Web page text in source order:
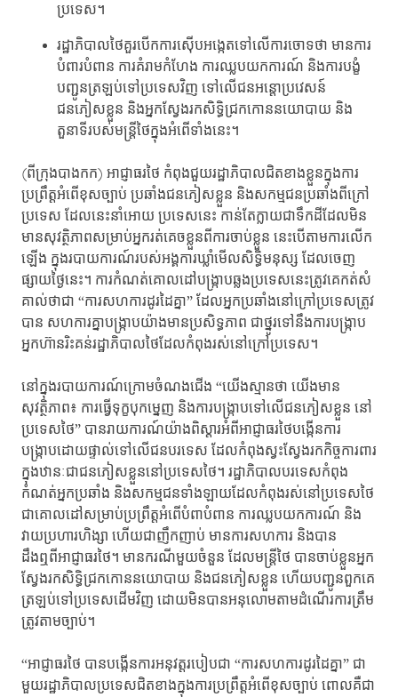
ប្រទេស។
រដ្ឋាភិបាលថៃគួរបើកការស៊ើបអង្កេតទៅលើការចោទថា មានការ
បំពារបំពាន ការគំរាមកំហែង ការឈ្លបយកការណ៍ និងការបង្ខំ
បញ្ជូនត្រឡប់ទៅប្រទេសវិញ​ ទៅលើជនអន្តោប្រវេសន៍
ជនភៀសខ្លួន និងអ្នកស្វែងរកសិទ្ធិជ្រកកោននយោបាយ និង
តួនាទីរបស់មន្ត្រីថៃក្នុងអំពើទាំងនេះ។
(ពីក្រុងបាងកក) អាជ្ញាធរថៃ កំពុងជួយរដ្ឋាភិបាលជិតខាងខ្លួនក្នុងការ
ប្រព្រឹត្តអំពើខុសច្បាប់ ប្រឆាំងជនភៀសខ្លួន និងសកម្មជនប្រឆាំងពីក្រៅ
ប្រទេស ដែលនេះនាំអោយ ប្រទេសនេះ កាន់តែក្លាយជាទឹកដីដែលមិន
មានសុវត្ថិភាពសម្រាប់អ្នករត់គេចខ្លួនពីការចាប់ខ្លួន នេះបើតាមការលើក
ឡើង ក្នុងរបាយការណ៍របស់អង្គការឃ្លាំមើលសិទ្ធិមនុស្ស ដែលចេញ
ផ្សាយថ្ងៃនេះ។​ ការកំណត់គោលដៅបង្រ្កាបឆ្លងប្រទេសនេះត្រូវគេកត់សំ
គាល់ថាជា “ការសហការដូរដៃគ្នា” ដែលអ្នកប្រឆាំងនៅក្រៅប្រទេសត្រូវ
បាន សហការគ្នាបង្រ្កាបយ៉ាងមានប្រសិទ្ធភាព ជាថ្នូរទៅនឹងការបង្រ្កាប
អ្នកហ៊ានរិះគន់រដ្ឋាភិបាលថៃដែលកំពុងរស់នៅក្រៅប្រទេស។
នៅក្នុងរបាយការណ៍ក្រោមចំណងជើង “យើងស្មានថា យើងមាន
សុវត្ថិភាព៖ ការធ្វើទុក្ខបុកម្នេញ និងការបង្រ្កាបទៅលើជនភៀសខ្លួន នៅ
ប្រទេសថៃ” បានរាយការណ៍យ៉ាងពិស្តារអំពីអាជ្ញាធរថៃបង្កើនការ
បង្រ្កាបដោយផ្ទាល់ទៅលើជនបរទេស ដែលកំពុងស្វះស្វែងរកកិច្ចការពារ
ក្នុងឋានៈជាជនភៀសខ្លួននៅប្រទេសថៃ។ រដ្ឋាភិបាលបរទេសកំពុង
កំណត់អ្នកប្រឆាំង និងសកម្មជនទាំងឡាយដែលកំពុងរស់នៅប្រទេសថៃ
ជាគោលដៅសម្រាប់ប្រព្រឹត្តអំពើបំពាបំពាន ការឈ្លបយកការណ៍ និង
វាយប្រហារហិង្សា ហើយជាញឹកញាប់ មានការសហការ និងបាន
ដឹងឮពីអាជ្ញាធរថៃ។ មានករណីមួយចំនួន ដែលមន្ត្រីថៃ បានចាប់ខ្លួនអ្នក
ស្វែងរកសិទ្ធិជ្រកកោននយោបាយ និងជនភៀសខ្លួន ហើយបញ្ជូនពួកគេ
ត្រឡប់ទៅប្រទេសដើមវិញ ដោយមិនបានអនុលោមតាមដំណើរការត្រឹម
ត្រូវតាមច្បាប់។
“អាជ្ញាធរថៃ បានបង្កើនការអនុវត្តរបៀបជា “ការសហការដូរដៃគ្នា” ជា
មួយរដ្ឋាភិបាលប្រទេសជិតខាង​ក្នុងការប្រព្រឹត្តអំពើខុសច្បាប់ ពោលគឺជា